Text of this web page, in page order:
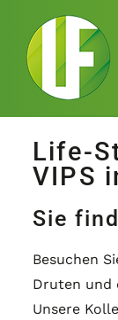
content
Home
Kollektion
Projekte
Life-
VIPS
Sie
Besuchen
Druten und
Unsere